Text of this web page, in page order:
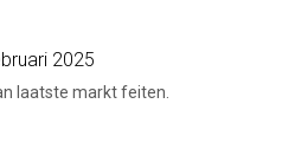
2025
laatste markt feiten.